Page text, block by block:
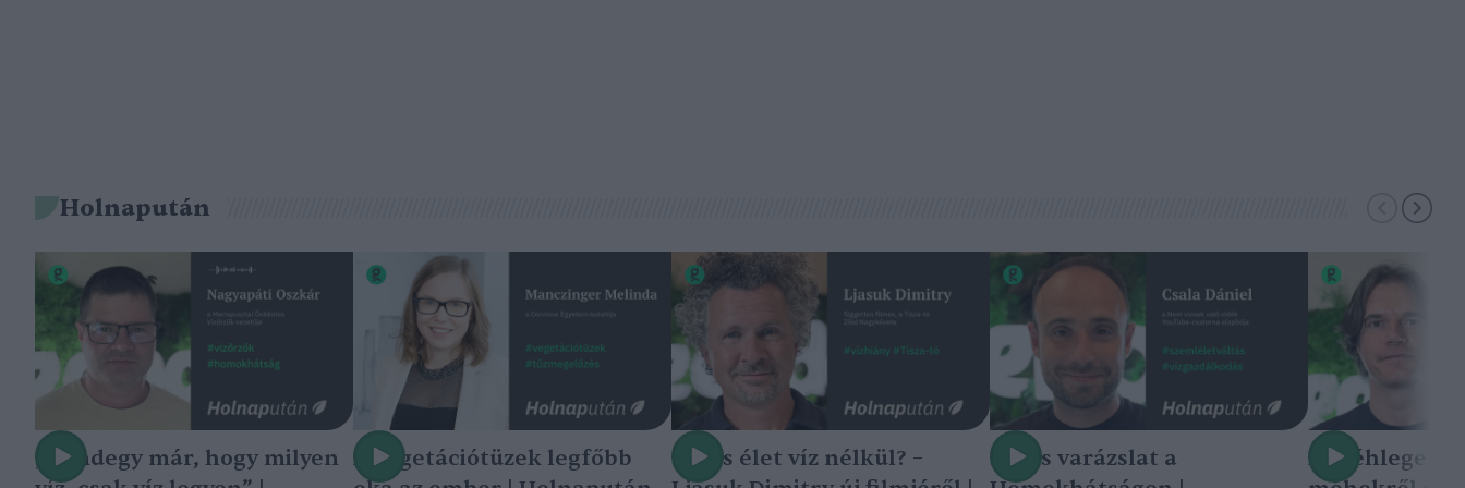
Holnapután
„Mindegy már, hogy milyen A vegetációtüzek legfőbb
Nincs élet víz nélkül? –
Nincs varázslat a
A méhlegelő